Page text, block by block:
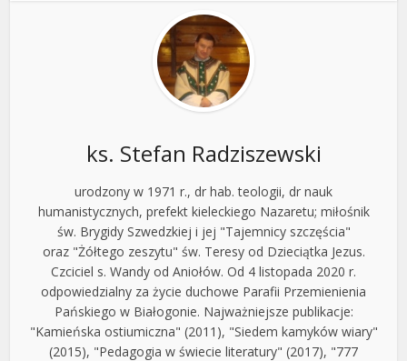
ks. Stefan Radziszewski
urodzony w 1971 r., dr hab. teologii, dr nauk
humanistycznych, prefekt kieleckiego Nazaretu; miłośnik
św. Brygidy Szwedzkiej i jej "Tajemnicy szczęścia"
oraz "Żółtego zeszytu" św. Teresy od Dzieciątka Jezus.
Czciciel s. Wandy od Aniołów. Od 4 listopada 2020 r.
odpowiedzialny za życie duchowe Parafii Przemienienia
Pańskiego w Białogonie. Najważniejsze publikacje:
"Kamieńska ostiumiczna" (2011), "Siedem kamyków wiary"
(2015), "Pedagogia w świecie literatury" (2017), "777